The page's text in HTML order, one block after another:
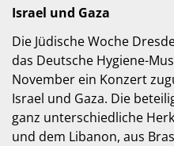
Israel und Gaza
Die Jüdische Woche
das Deutsche Hygiene-
November ein Konzert
Israel und Gaza. Die
ganz unterschiedliche
und dem Libanon, aus